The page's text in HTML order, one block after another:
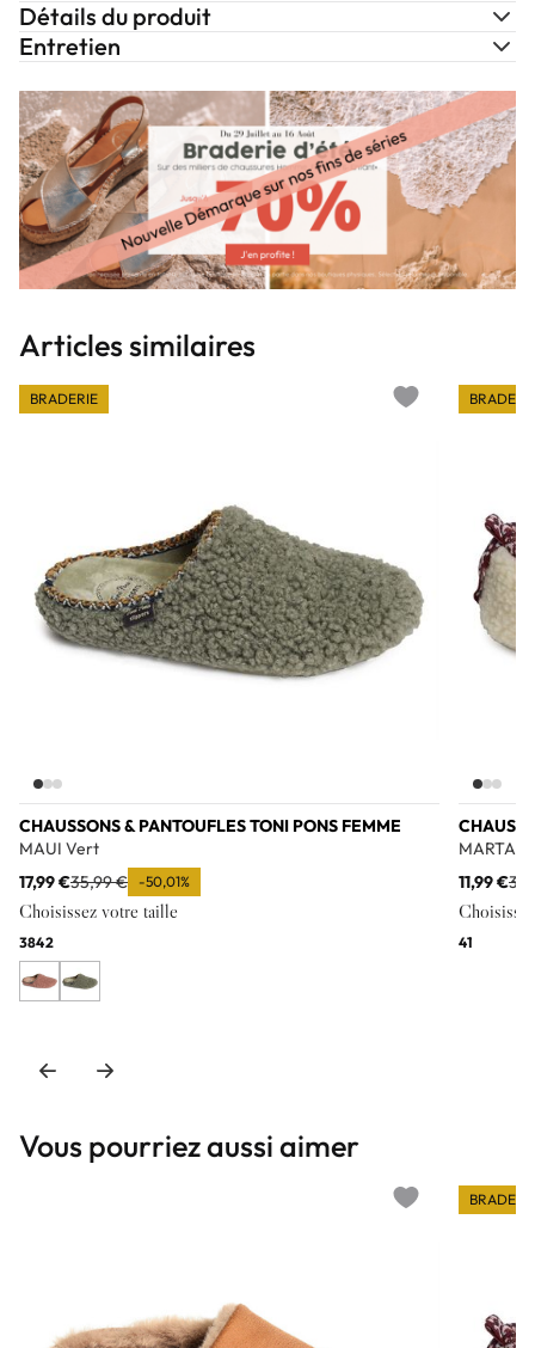
Détails du produit
Entretien
Articles similaires
CHAUSSONS & PANTOUFLES TONI PONS FEMME
MAUI Vert
17,99 €35,99 € -50,01%
Choisissez votre taille
3842
BRADERIE
MARTA
11,99 €
41
Vous pourriez aussi aimer